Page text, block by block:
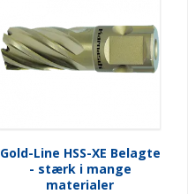
Gold-Line HSS-XE Belagte
- stærk i mange
materialer